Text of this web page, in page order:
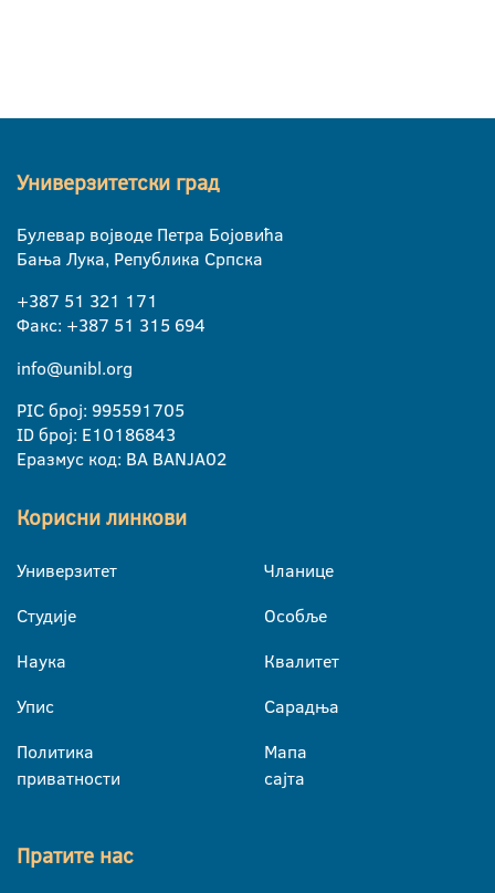
Универзитетски град
Булевар војводе Петра Бојовића
Бања Лука, Република Српска
+387 51 321 171
Факс: +387 51 315 694
info@unibl.org
PIC број: 995591705
ID број: E10186843
Еразмус код: BA BANJA02
Корисни линкови
Универзитет
Студије
Наука
Упис
Политика
приватности
Чланице
Особље
Квалитет
Сарадња
Мапа
сајта
Пратите нас